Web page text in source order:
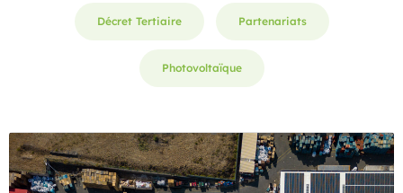
Décret Tertiaire Partenariats
Photovoltaïque